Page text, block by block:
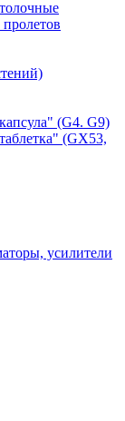
(G4. G9)
(GX53,
усилители